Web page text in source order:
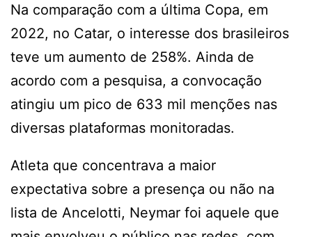
Na comparação com a última Copa, em
2022, no Catar, o interesse dos brasileiros
teve um aumento de 258%. Ainda de
acordo com a pesquisa, a convocação
atingiu um pico de 633 mil menções nas
diversas plataformas monitoradas.
Atleta que concentrava a maior
expectativa sobre a presença ou não na
lista de Ancelotti, Neymar foi aquele que